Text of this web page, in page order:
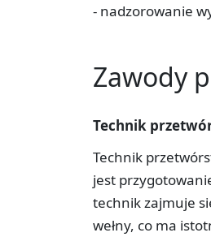
- nadzorowanie
Zawody
Technik
Technik
jest
technik zajmuje
wełny, co ma